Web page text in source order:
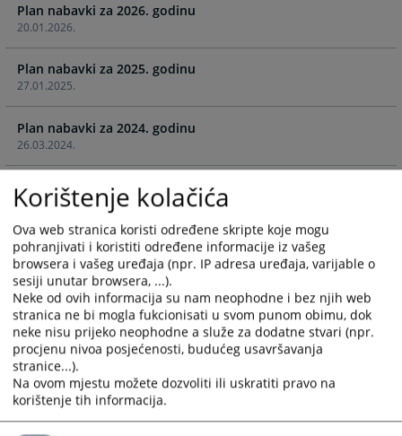
forward
to
interact
with
the
calendar
and
select
a
date.
Press
the
question
mark
key
to
get
the
keyboard
shortcuts
for
changing
forward
interact
with
calendar
and
a
date.
Press
the
question
mark
key
to
get
the
shortcuts
for
changing
20.01.2026.
Plan nabavki za 2026. godinu
27.01.2025.
Plan nabavki za 2025. godinu
26.03.2024.
Plan nabavki za 2024. godinu
29.01.2024.
Privremeni Plan nabavki za period 01.01. do 31.03.2024.
godinu
25.04.2023.
Plan nabavki za 2023. godinu
10.03.2022.
Plan nabavki za 2022. godinu
19.05.2021.
Plan nabavki za 2021. godinu
Korištenje kolačića
Ova web stranica koristi određene skripte koje mogu
pohranjivati i koristiti određene informacije iz vašeg
browsera i vašeg uređaja (npr. IP adresa uređaja, varijable o
sesiji unutar browsera, ...).
Neke od ovih informacija su nam neophodne i bez njih web
stranica ne bi mogla fukcionisati u svom punom obimu, dok
neke nisu prijeko neophodne a služe za dodatne stvari (npr.
procjenu nivoa posjećenosti, budućeg usavršavanja
stranice...).
Na ovom mjestu možete dozvoliti ili uskratiti pravo na
korištenje tih informacija.